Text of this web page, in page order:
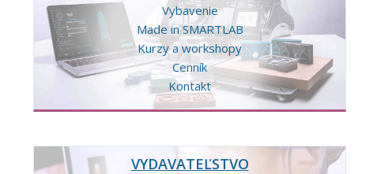
Vybavenie
Made in SMARTLAB
Kurzy a workshopy
Cenník
Kontakt
VYDAVATEĽSTVO